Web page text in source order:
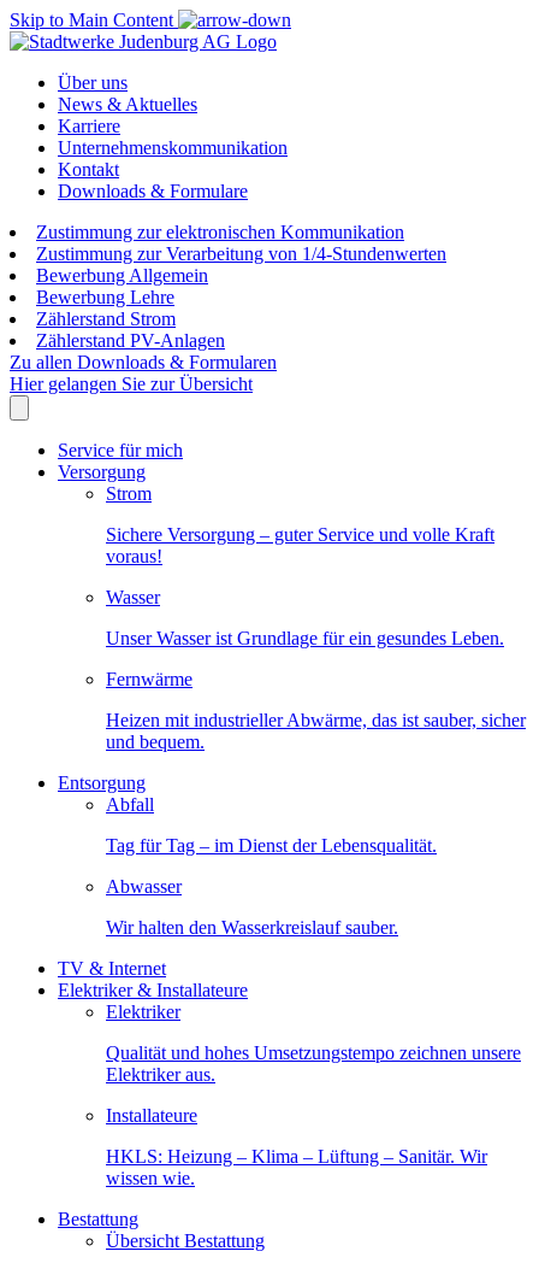
Skip to Main Content
Über uns
News & Aktuelles
Karriere
Unternehmenskommunikation
Kontakt
Downloads & Formulare
Zustimmung zur elektronischen Kommunikation
Zustimmung zur Verarbeitung von 1/4-Stundenwerten
Bewerbung Allgemein
Bewerbung Lehre
Zählerstand Strom
Zählerstand PV-Anlagen
Zu allen Downloads & Formularen
Hier gelangen Sie zur Übersicht
Service für mich
Versorgung
Strom
Sichere Versorgung – guter Service und volle Kraft
voraus!
Wasser
Unser Wasser ist Grundlage für ein gesundes Leben.
Fernwärme
Heizen mit industrieller Abwärme, das ist sauber, sicher
und bequem.
Entsorgung
Abfall
Tag für Tag – im Dienst der Lebensqualität.
Abwasser
Wir halten den Wasserkreislauf sauber.
TV & Internet
Elektriker & Installateure
Elektriker
Qualität und hohes Umsetzungstempo zeichnen unsere
Elektriker aus.
Installateure
HKLS: Heizung – Klima – Lüftung – Sanitär. Wir
wissen wie.
Bestattung
Übersicht Bestattung